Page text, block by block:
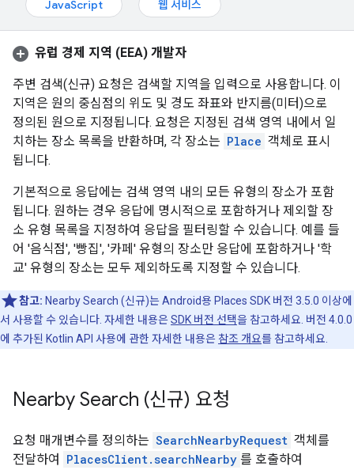
JavaScript
웹 서비스
유럽 경제 지역 (EEA) 개발자
주변 검색(신규) 요청은 검색할 지역을 입력으로 사용합니다. 이
지역은 원의 중심점의 위도 및 경도 좌표와 반지름(미터)으로
정의된 원으로 지정됩니다. 요청은 지정된 검색 영역 내에서 일
치하는 장소 목록을 반환하며, 각 장소는 Place 객체로 표시
됩니다.
기본적으로 응답에는 검색 영역 내의 모든 유형의 장소가 포함
됩니다. 원하는 경우 응답에 명시적으로 포함하거나 제외할 장
소 유형 목록을 지정하여 응답을 필터링할 수 있습니다. 예를 들
어 '음식점', '빵집', '카페' 유형의 장소만 응답에 포함하거나 '학
교' 유형의 장소는 모두 제외하도록 지정할 수 있습니다.
참고: Nearby Search (신규)는 Android용 Places SDK 버전 3.5.0 이상에
서 사용할 수 있습니다. 자세한 내용은SDK 버전 선택을 참고하세요. 버전 4.0.0
에 추가된 Kotlin API 사용에 관한 자세한 내용은 참조 개요를 참고하세요.
Nearby Search (신규) 요청
요청 매개변수를 정의하는 SearchNearbyRequest 객체를
전달하여
PlacesClient.searchNearby 를 호출하여